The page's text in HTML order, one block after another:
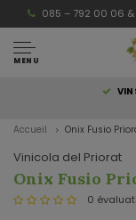
085 – 792 00 06 &
MENU
Accueil Onix Fusio
Vinicola del Priorat
Onix Fusio
0